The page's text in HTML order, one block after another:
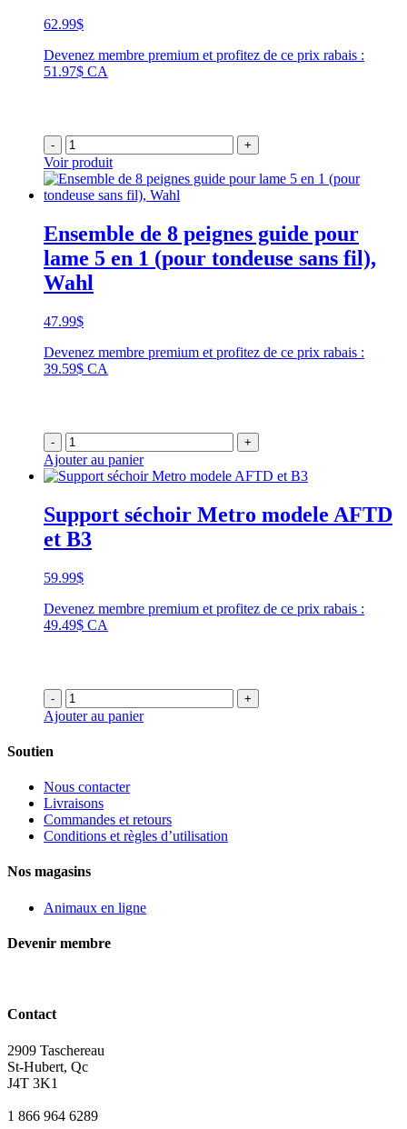
62.99$
Devenez membre premium et profitez de ce prix rabais :
51.97$ CA
- +
Voir produit
Ensemble de 8 peignes guide pour
lame 5 en 1 (pour tondeuse sans fil),
Wahl
47.99$
Devenez membre premium et profitez de ce prix rabais :
39.59$ CA
- +
Ajouter au panier
Support séchoir Metro modele AFTD
et B3
59.99$
Devenez membre premium et profitez de ce prix rabais :
49.49$ CA
- +
Ajouter au panier
Soutien
Nous contacter
Livraisons
Commandes et retours
Conditions et règles d’utilisation
Nos magasins
Animaux en ligne
Devenir membre
Contact
2909 Taschereau
St-Hubert, Qc
J4T 3K1
1 866 964 6289